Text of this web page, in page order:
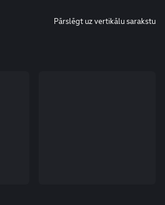
Pārslēgt uz vertikālu sarakstu